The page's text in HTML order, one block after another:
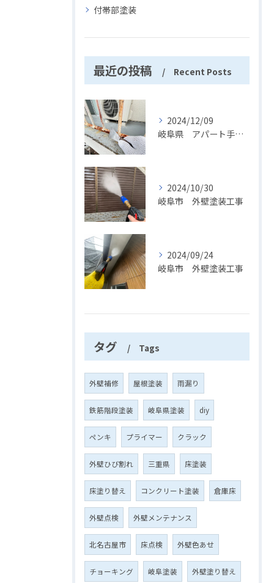
付帯部塗装
最近の投稿 Recent Posts
2024/12/09
岐阜県 アパート手摺塗装
2024/10/30
岐阜市 外壁塗装工事
2024/09/24
岐阜市 外壁塗装工事
タグ Tags
外壁補修 屋根塗装 雨漏り
鉄筋階段塗装 岐阜県塗装 diy
ペンキ プライマー クラック
外壁ひび割れ 三重県 床塗装
床塗り替え コンクリート塗装 倉庫床
外壁点検 外壁メンテナンス
北名古屋市 床点検 外壁色あせ
チョーキング 岐阜塗装 外壁塗り替え